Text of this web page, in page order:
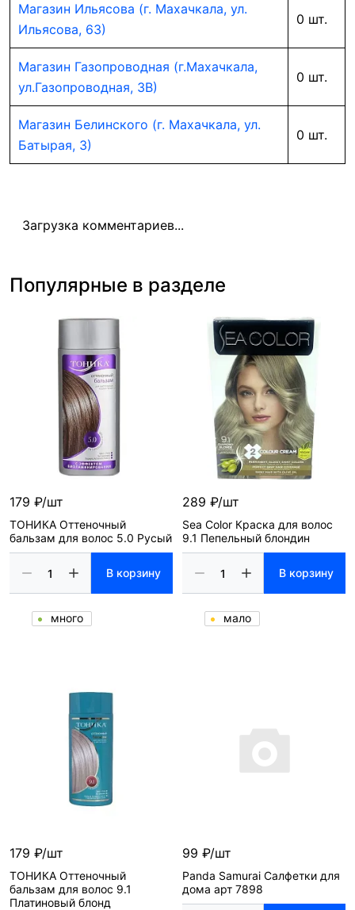
Магазин Ильясова (г. Махачкала, ул.
Ильясова, 63)
0 шт.
Магазин Газопроводная (г.Махачкала,
ул.Газопроводная, 3В)
0 шт.
Магазин Белинского (г. Махачкала, ул.
Батырая, 3)
0 шт.
Загрузка комментариев...
Популярные в разделе
179 ₽/шт
ТОНИКА Оттеночный
бальзам для волос 5.0 Русый
В корзину
много
289 ₽/шт
Sea Color Краска для волос
9.1 Пепельный блондин
В корзину
мало
179 ₽/шт
ТОНИКА Оттеночный
бальзам для волос 9.1
Платиновый блонд
99 ₽/шт
Panda Samurai Салфетки для
дома арт 7898